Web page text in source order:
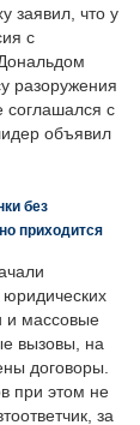
заявил, что у
с
разоружения
с
объявил
без
приходится
юридических
и массовые
вызовы, на
договоры.
при этом не
за